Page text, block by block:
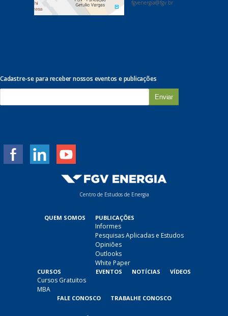
fgvenergia@fgv.br
Cadastre-se para receber nossos eventos e publicações
m
Centro de Estudos de Energia
QUEM SOMOS PUBLICAÇÕES
Informes
Pesquisas Aplicadas e Estudos
Opiniões
Outlooks
White Paper
CURSOS
Cursos Gratuitos
MBA
EVENTOS NOTÍCIAS VÍDEOS
FALE CONOSCO TRABALHE CONOSCO